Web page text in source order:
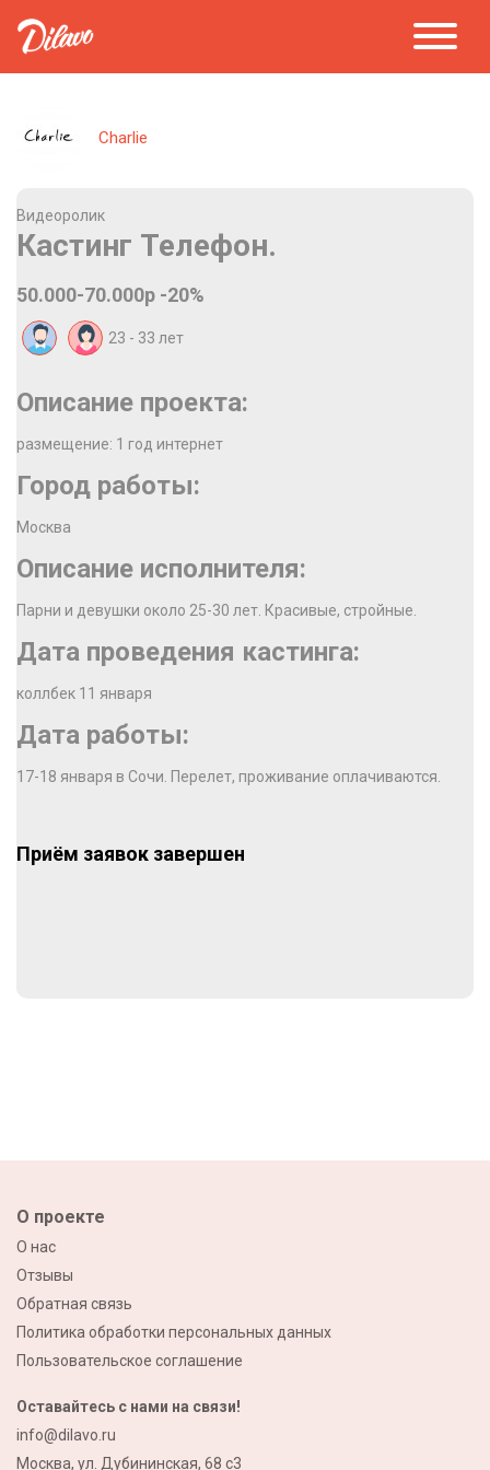
Charlie
Видеоролик
Кастинг Телефон.
50.000-70.000р -20%
23 - 33 лет
Описание проекта:
размещение: 1 год интернет
Город работы:
Москва
Описание исполнителя:
Парни и девушки около 25-30 лет. Красивые, стройные.
Дата проведения кастинга:
коллбек 11 января
Дата работы:
17-18 января в Сочи. Перелет, проживание оплачиваются.
Приём заявок завершен
О проекте
О нас
Отзывы
Обратная связь
Политика обработки персональных данных
Пользовательское соглашение
Оставайтесь с нами на связи!
info@dilavo.ru
Москва, ул. Дубининская, 68 с3